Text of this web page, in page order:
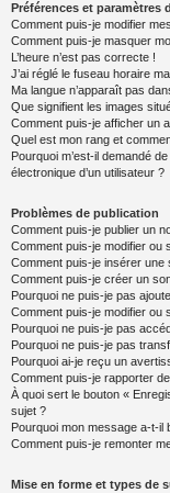
Préférences et paramètres
Comment puis-je modifier
Comment puis-je masquer
L’heure n’est pas correcte !
J’ai réglé le fuseau horaire
Ma langue n’apparaît pas
Que signifient les images
Comment puis-je afficher un
Quel est mon rang et
Pourquoi m’est-il demandé
électronique d’un utilisateur ?
Problèmes de publication
Comment puis-je publier un
Comment puis-je modifier ou
Comment puis-je insérer
Comment puis-je créer un
Pourquoi ne puis-je pas
Comment puis-je modifier ou
Pourquoi ne puis-je pas
Pourquoi ne puis-je pas
Pourquoi ai-je reçu un
Comment puis-je rapporter
À quoi sert le bouton «
sujet ?
Pourquoi mon message a-t-il
Comment puis-je remonter
Mise en forme et types de